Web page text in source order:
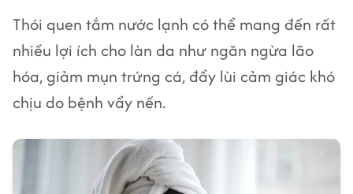
Thói quen tắm nước lạnh có thể mang đến rất
nhiều lợi ích cho làn da như ngăn ngừa lão
hóa, giảm mụn trứng cá, đẩy lùi cảm giác khó
chịu do bệnh vẩy nến.